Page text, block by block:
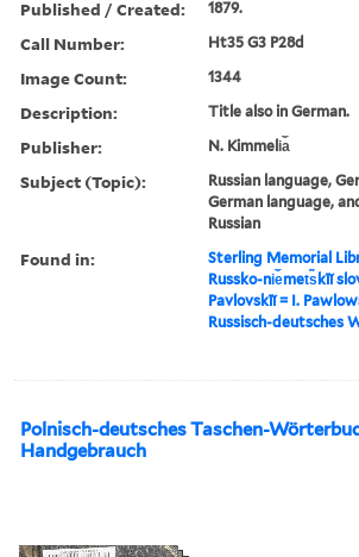
Published / Created: 1879.
Call Number: Ht35 G3 P28d
Image Count: 1344
Description: Title also in German.
Publisher: N. Kimmeli︠a︡
Subject (Topic):
Russian language,
German language,
Russian
Found in: Sterling Memorial
Russko-ni︠e︡met︠s︡kīĭ
Pavlovskīĭ = I.
Russisch-deutsches
Polnisch-deutsches Taschen-
Handgebrauch